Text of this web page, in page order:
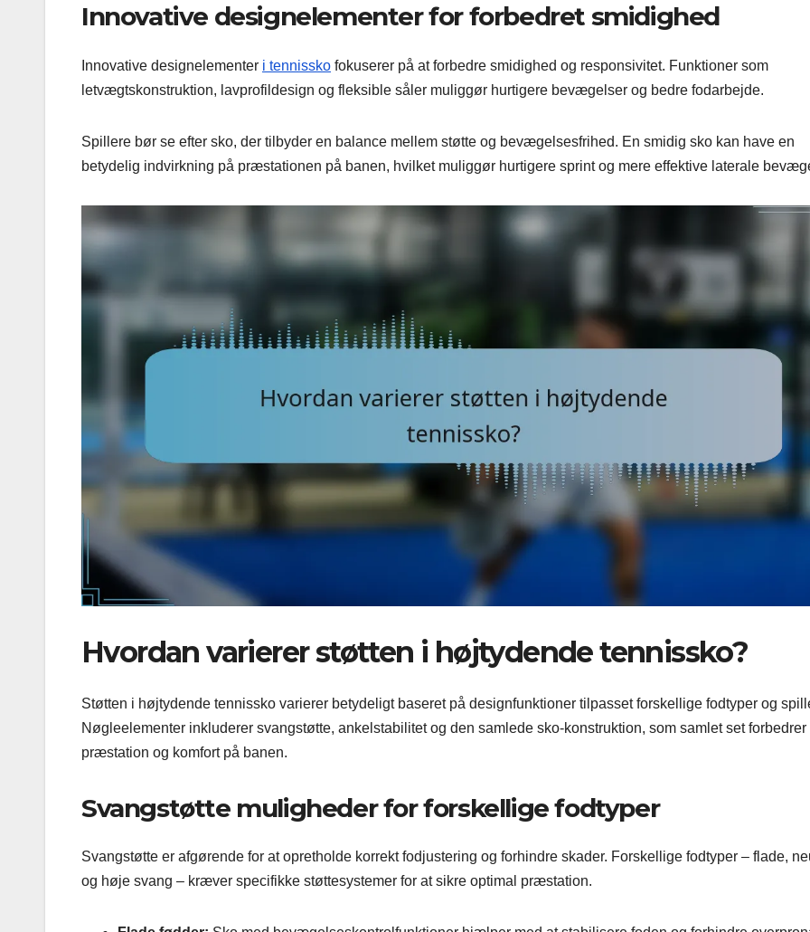
Innovative designelementer for forbedret smidighed
Innovative designelementer i tennissko fokuserer på at forbedre smidighed og responsivitet. Funktioner som
letvægtskonstruktion, lavprofildesign og fleksible såler muliggør hurtigere bevægelser og bedre fodarbejde.
Spillere bør se efter sko, der tilbyder en balance mellem støtte og bevægelsesfrihed. En smidig sko kan have en
betydelig indvirkning på præstationen på banen, hvilket muliggør hurtigere sprint og mere effektive laterale
Hvordan varierer støtten i højtydende tennissko?
Støtten i højtydende tennissko varierer betydeligt baseret på designfunktioner tilpasset forskellige fodtyper og
Nøgleelementer inkluderer svangstøtte, ankelstabilitet og den samlede sko-konstruktion, som samlet set forbedrer
præstation og komfort på banen.
Svangstøtte muligheder for forskellige fodtyper
Svangstøtte er afgørende for at opretholde korrekt fodjustering og forhindre skader. Forskellige fodtyper – flade,
og høje svang – kræver specifikke støttesystemer for at sikre optimal præstation.